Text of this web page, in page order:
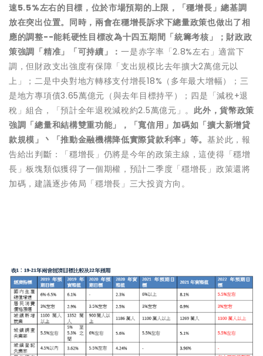
速5.5%左右的目標，位於市場預期的上限，「穩增長」總基調
放在突出位置。同時，兩會在穩增長訴求下總量政策也做出了相
應的調整--能耗硬性目標改為十四五期間「統籌考核」；財政政
策強調「精准」「可持續」：一是赤字率「2.8%左右」適當下
調，但財政支出強度有保障「支出規模比去年擴大2萬億元以
上」；二是中央對地方轉移支付增長18%（多年最大增幅）；三
是地方專項債3.65萬億元（與去年目標持平）；四是「減稅+退
稅」組合，「預計全年退稅減稅約2.5萬億元」。此外，貨幣政策
強調「總量和結構雙重功能」，「寬信用」加碼如「擴大新增貸
款規模」丶「推動金融機構降低實際貸款利率」等。基於此，報
告給出判斷：「穩增長」仍將是今年的政策主線，這使得「穩增
長」板塊類似獲得了一個期權，預計二季度「穩增長」政策還將
加碼，建議逐步佈局「穩增長」三大投資方向。